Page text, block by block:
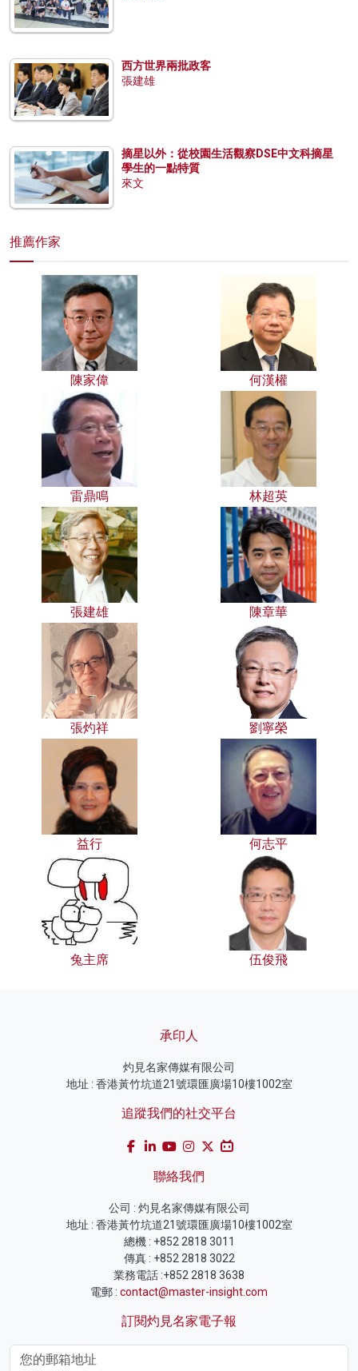
西方世界兩批政客
張建雄
摘星以外：從校園生活觀察DSE中文科摘星
學生的一點特質
來文
推薦作家
陳家偉 何漢權
雷鼎鳴 林超英
張建雄 陳章華
張灼祥 劉寧榮
益行 何志平
兔主席 伍俊飛
承印人
灼見名家傳媒有限公司
地址 : 香港黃竹坑道21號環匯廣場10樓1002室
追蹤我們的社交平台
聯絡我們
公司 : 灼見名家傳媒有限公司
地址 : 香港黃竹坑道21號環匯廣場10樓1002室
總機 : +852 2818 3011
傳真 : +852 2818 3022
業務電話 :+852 2818 3638
電郵 : contact@master-insight.com
訂閱灼見名家電子報